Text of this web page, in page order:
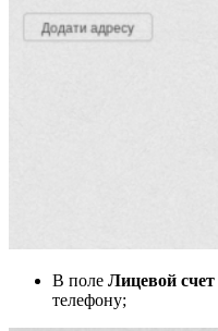
В поле Лицевой счет
телефону;